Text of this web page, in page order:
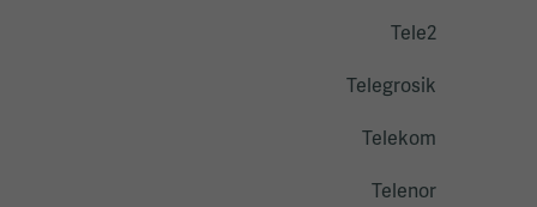
Tele2
Telegrosik
Telekom
Telenor